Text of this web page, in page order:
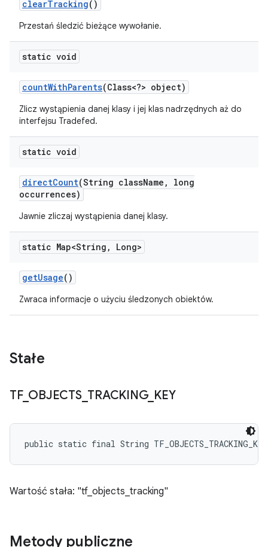
clearTracking()
Przestań śledzić bieżące wywołanie.
static void
countWithParents(Class<?> object)
Zlicz wystąpienia danej klasy i jej klas nadrzędnych aż do
interfejsu Tradefed.
static void
directCount(String className ,
long
occurrences)
Jawnie zliczaj wystąpienia danej klasy.
static Map<String , Long>
getUsage()
Zwraca informacje o użyciu śledzonych obiektów.
Stałe
TF_ OBJECTS_ TRACKING_ KEY
public static final String TF_OBJECTS_TRACKING_KEY
Wartość stała: "tf_objects_tracking"
Metody publiczne